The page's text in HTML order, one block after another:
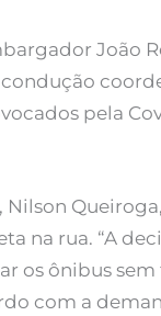
João
pela
na rua. “A
os ônibus
com a